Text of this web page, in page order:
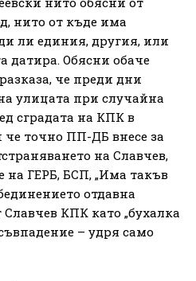
нито от къде има
ли единия, другия, или
датира. Обясни обаче
че преди дни
улицата при случайна
сградата на КПК в
точно ПП-ДБ внесе за
на Славчев,
на ГЕРБ, БСП, „Има такъв
отдавна
КПК като „бухалка
– удря само